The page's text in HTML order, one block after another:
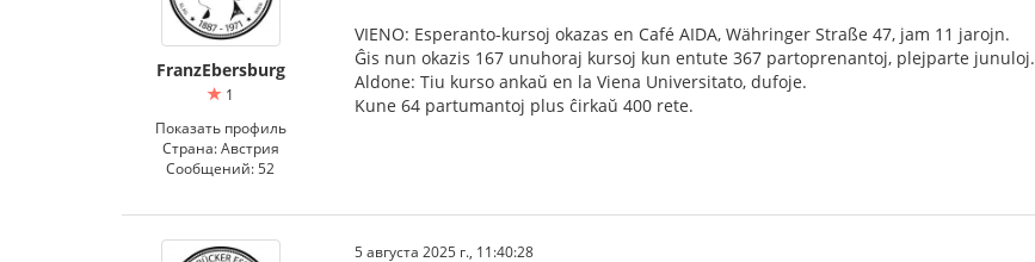
FranzEbersburg
1
Показать профиль
Страна: Австрия
Сообщений: 52
VIENO: Esperanto-kursoj okazas en Café AIDA, Währinger Straße 47, jam 11 jarojn.
Ĝis nun okazis 167 unuhoraj kursoj kun entute 367 partoprenantoj, plejparte junuloj.
Aldone: Tiu kurso ankaŭ en la Viena Universitato, dufoje.
Kune 64 partumantoj plus ĉirkaŭ 400 rete.
5 августа 2025 г., 11:40:28